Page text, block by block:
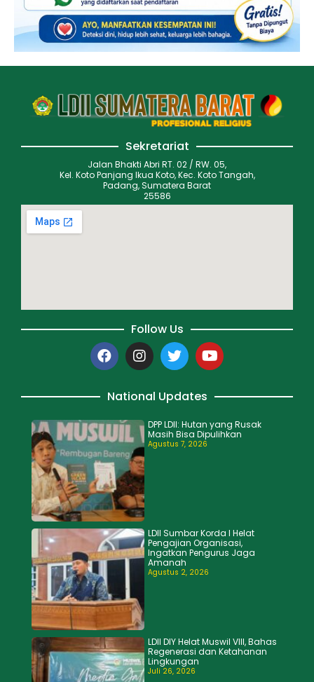
Sekretariat
Jalan Bhakti Abri RT. 02 / RW. 05,
Kel. Koto Panjang Ikua Koto, Kec. Koto Tangah,
Padang, Sumatera Barat
25586
Follow Us
National Updates
DPP LDII: Hutan yang Rusak
Masih Bisa Dipulihkan
Agustus 7, 2026
LDII Sumbar Korda I Helat
Pengajian Organisasi,
Ingatkan Pengurus Jaga
Amanah
Agustus 2, 2026
LDII DIY Helat Muswil VIII, Bahas
Regenerasi dan Ketahanan
Lingkungan
Juli 26, 2026